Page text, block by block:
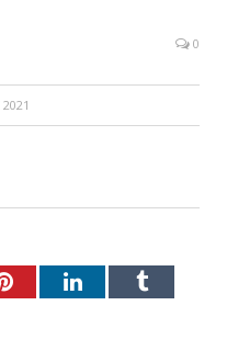
0
PinterestLinkedInTumblr